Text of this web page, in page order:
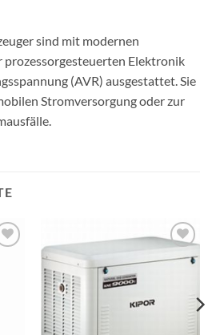
sind mit modernen
prozessorgesteuerten Elektronik
(AVR) ausgestattet. Sie
Stromversorgung oder zur
Toevoegen